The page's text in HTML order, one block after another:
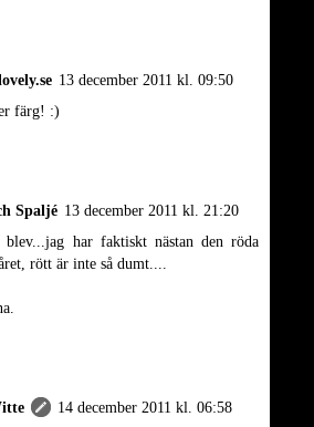
13 december 2011 kl. 09:50
färg! :)
Spaljé 13 december 2011 kl. 21:20
har faktiskt nästan den röda
rött är inte så dumt....
14 december 2011 kl. 06:58